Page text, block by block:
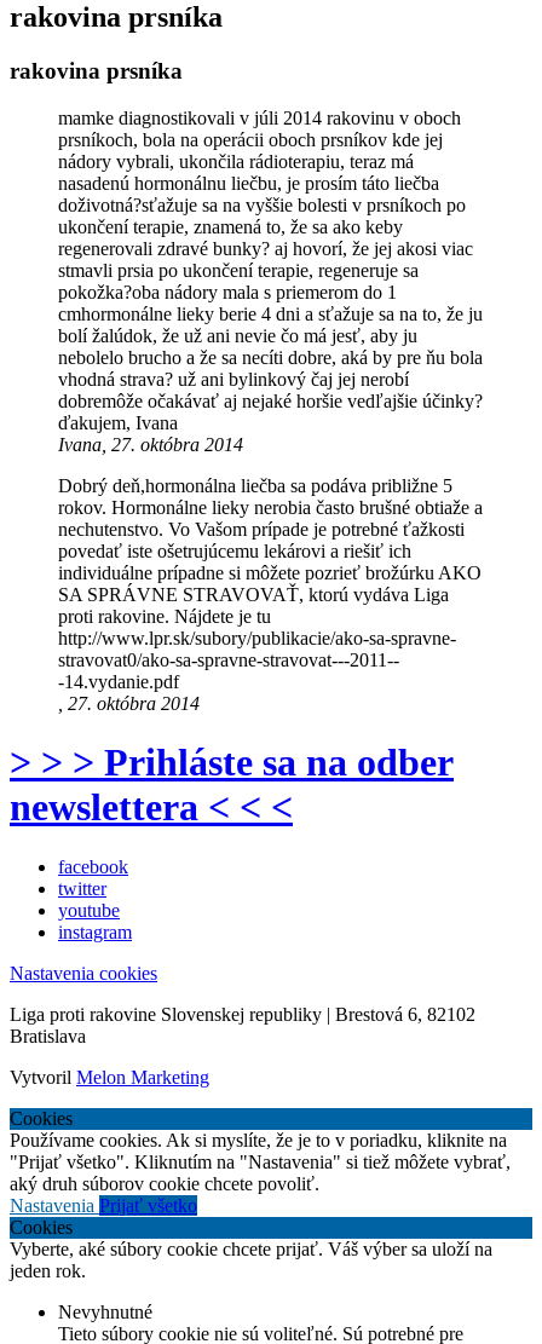
rakovina prsníka
rakovina prsníka
mamke diagnostikovali v júli 2014 rakovinu v oboch
prsníkoch, bola na operácii oboch prsníkov kde jej
nádory vybrali, ukončila rádioterapiu, teraz má
nasadenú hormonálnu liečbu, je prosím táto liečba
doživotná?sťažuje sa na vyššie bolesti v prsníkoch po
ukončení terapie, znamená to, že sa ako keby
regenerovali zdravé bunky? aj hovorí, že jej akosi viac
stmavli prsia po ukončení terapie, regeneruje sa
pokožka?oba nádory mala s priemerom do 1
cmhormonálne lieky berie 4 dni a sťažuje sa na to, že ju
bolí žalúdok, že už ani nevie čo má jesť, aby ju
nebolelo brucho a že sa necíti dobre, aká by pre ňu bola
vhodná strava? už ani bylinkový čaj jej nerobí
dobremôže očakávať aj nejaké horšie vedľajšie účinky?
ďakujem, Ivana
Ivana, 27. októbra 2014
Dobrý deň,hormonálna liečba sa podáva približne 5
rokov. Hormonálne lieky nerobia často brušné obtiaže a
nechutenstvo. Vo Vašom prípade je potrebné ťažkosti
povedať iste ošetrujúcemu lekárovi a riešiť ich
individuálne prípadne si môžete pozrieť brožúrku AKO
SA SPRÁVNE STRAVOVAŤ, ktorú vydáva Liga
proti rakovine. Nájdete je tu
http://www.lpr.sk/subory/publikacie/ako-sa-spravne-
stravovat0/ako-sa-spravne-stravovat---2011--
-14.vydanie.pdf
, 27. októbra 2014
> > > Prihláste sa na odber
newslettera < < <
facebook
twitter
youtube
instagram
Nastavenia cookies
Liga proti rakovine Slovenskej republiky | Brestová 6, 82102
Bratislava
Vytvoril Melon Marketing
Cookies
Používame cookies. Ak si myslíte, že je to v poriadku, kliknite na
"Prijať všetko". Kliknutím na "Nastavenia" si tiež môžete vybrať,
aký druh súborov cookie chcete povoliť.
Nastavenia Prijať všetko
Cookies
Vyberte, aké súbory cookie chcete prijať. Váš výber sa uloží na
jeden rok.
Nevyhnutné
Tieto súbory cookie nie sú voliteľné. Sú potrebné pre